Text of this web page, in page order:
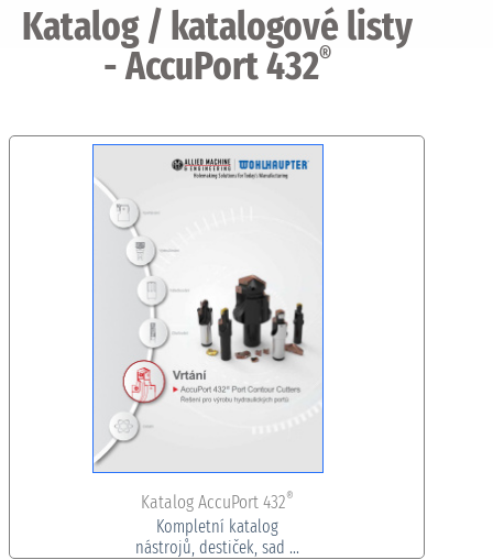
Katalog / katalogové listy
- AccuPort 432®
Katalog AccuPort 432®
Kompletní katalog
nástrojů, destiček, sad ...